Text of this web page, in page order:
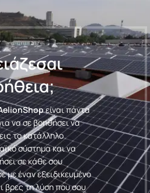
είναι πάντα
να σε βοηθήσει να
το κατάλληλο
σύστημα και να
σε κάθε σου
με έναν εξειδικευμένο
βρες τη λύση που σου